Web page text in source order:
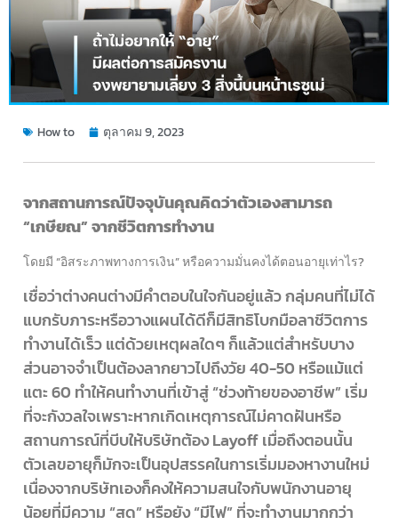
How to ตุลาคม 9, 2023
จากสถานการณ์ปัจจุบันคุณคิดว่าตัวเองสามารถ
“เกษียณ” จากชีวิตการทำงาน
โดยมี “อิสระภาพทางการเงิน” หรือความมั่นคงได้ตอนอายุเท่าไร?
เชื่อว่าต่างคนต่างมีคำตอบในใจกันอยู่แล้ว กลุ่มคนที่ไม่ได้
แบกรับภาระหรือวางแผนได้ดีก็มีสิทธิโบกมือลาชีวิตการ
ทำงานได้เร็ว แต่ด้วยเหตุผลใดๆ ก็แล้วแต่สำหรับบาง
ส่วนอาจจำเป็นต้องลากยาวไปถึงวัย 40-50 หรือแม้แต่
แตะ 60 ทำให้คนทำงานที่เข้าสู่ “ช่วงท้ายของอาชีพ” เริ่ม
ที่จะกังวลใจเพราะหากเกิดเหตุการณ์ไม่คาดฝันหรือ
สถานการณ์ที่บีบให้บริษัทต้อง Layoff เมื่อถึงตอนนั้น
ตัวเลขอายุก็มักจะเป็นอุปสรรคในการเริ่มมองหางานใหม่
เนื่องจากบริษัทเองก็คงให้ความสนใจกับพนักงานอายุ
น้อยที่มีความ “สด” หรือยัง “มีไฟ” ที่จะทำงานมากกว่า